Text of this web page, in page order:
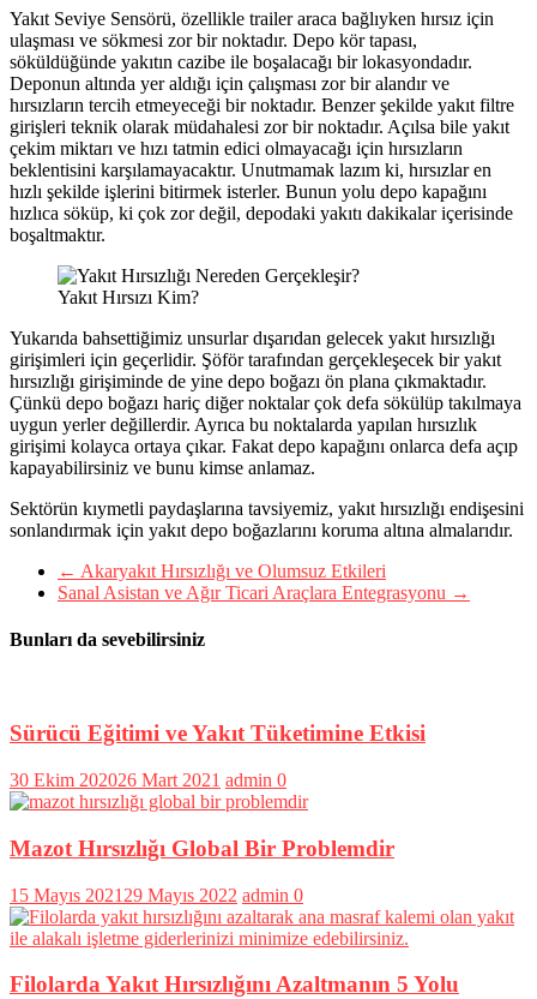
Yakıt Seviye Sensörü, özellikle trailer araca bağlıyken hırsız için
ulaşması ve sökmesi zor bir noktadır. Depo kör tapası,
söküldüğünde yakıtın cazibe ile boşalacağı bir lokasyondadır.
Deponun altında yer aldığı için çalışması zor bir alandır ve
hırsızların tercih etmeyeceği bir noktadır. Benzer şekilde yakıt filtre
girişleri teknik olarak müdahalesi zor bir noktadır. Açılsa bile yakıt
çekim miktarı ve hızı tatmin edici olmayacağı için hırsızların
beklentisini karşılamayacaktır. Unutmamak lazım ki, hırsızlar en
hızlı şekilde işlerini bitirmek isterler. Bunun yolu depo kapağını
hızlıca söküp, ki çok zor değil, depodaki yakıtı dakikalar içerisinde
boşaltmaktır.
Yakıt Hırsızı Kim?
Yukarıda bahsettiğimiz unsurlar dışarıdan gelecek yakıt hırsızlığı
girişimleri için geçerlidir. Şöför tarafından gerçekleşecek bir yakıt
hırsızlığı girişiminde de yine depo boğazı ön plana çıkmaktadır.
Çünkü depo boğazı hariç diğer noktalar çok defa sökülüp takılmaya
uygun yerler değillerdir. Ayrıca bu noktalarda yapılan hırsızlık
girişimi kolayca ortaya çıkar. Fakat depo kapağını onlarca defa açıp
kapayabilirsiniz ve bunu kimse anlamaz.
Sektörün kıymetli paydaşlarına tavsiyemiz, yakıt hırsızlığı endişesini
sonlandırmak için yakıt depo boğazlarını koruma altına almalarıdır.
← Akaryakıt Hırsızlığı ve Olumsuz Etkileri
Sanal Asistan ve Ağır Ticari Araçlara Entegrasyonu →
Bunları da sevebilirsiniz
Sürücü Eğitimi ve Yakıt Tüketimine Etkisi
30 Ekim 202026 Mart 2021 admin 0
Mazot Hırsızlığı Global Bir Problemdir
15 Mayıs 2021 29 Mayıs 2022 admin 0
Filolarda Yakıt Hırsızlığını Azaltmanın 5 Yolu